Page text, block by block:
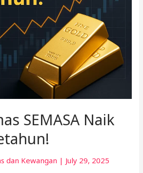
SEMASA Naik
dan Kewangan | July 29, 2025